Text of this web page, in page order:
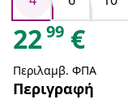
2299 €
Περιλαμβ. ΦΠΑ
Περιγραφή